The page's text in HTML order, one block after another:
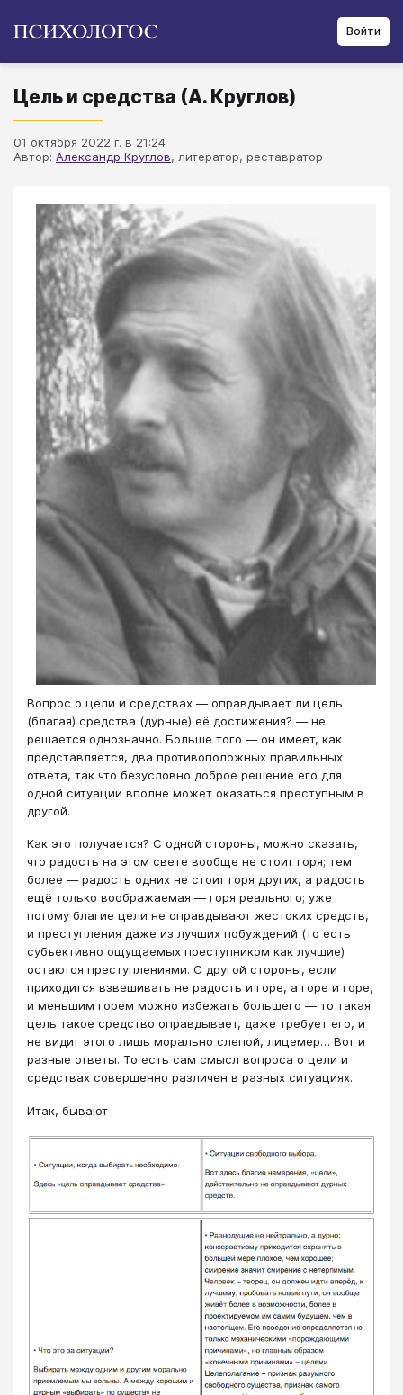
Войти
Цель и средства (А. Круглов)
01 октября 2022 г. в 21:24
Автор: Александр Круглов, литератор, реставратор
Вопрос о цели и средствах ― оправдывает ли цель
(благая) средства (дурные) её достижения? ― не
решается однозначно. Больше того ― он имеет, как
представляется, два противоположных правильных
ответа, так что безусловно доброе решение его для
одной ситуации вполне может оказаться преступным в
другой.
Как это получается? С одной стороны, можно сказать,
что радость на этом свете вообще не стоит горя; тем
более ― радость одних не стоит горя других, а радость
ещё только воображаемая ― горя реального; уже
потому благие цели не оправдывают жестоких средств,
и преступления даже из лучших побуждений (то есть
субъективно ощущаемых преступником как лучшие)
остаются преступлениями. С другой стороны, если
приходится взвешивать не радость и горе, а горе и горе,
и меньшим горем можно избежать большего ― то такая
цель такое средство оправдывает, даже требует его, и
не видит этого лишь морально слепой, лицемер… Вот и
разные ответы. То есть сам смысл вопроса о цели и
средствах совершенно различен в разных ситуациях.
Итак, бывают ―